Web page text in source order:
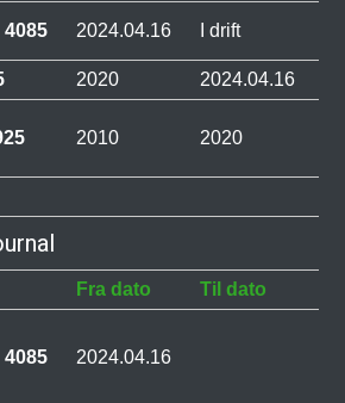
2024.04.16 I drift
2020 2024.04.16
2010 2020
Fra dato Til dato
2024.04.16